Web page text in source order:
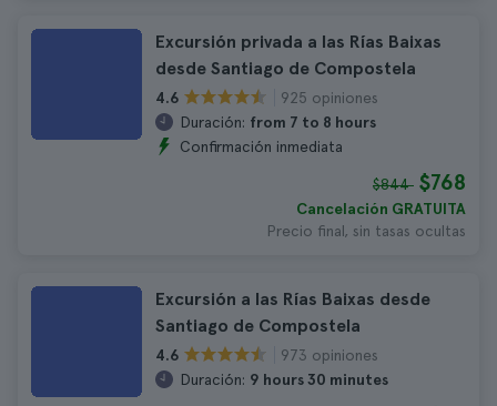
Excursión privada a las Rías Baixas
desde Santiago de Compostela
4.6
925 opiniones
Duración: from 7 to 8 hours
Confirmación inmediata
$844 $768
Cancelación GRATUITA
Precio final, sin tasas ocultas
Excursión a las Rías Baixas desde
Santiago de Compostela
4.6
973 opiniones
Duración: 9 hours 30 minutes